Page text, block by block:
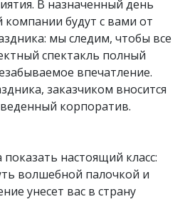
В назначенный день
будут с вами от
мы следим, чтобы все
спектакль полный
впечатление.
заказчиком вносится
корпоратив.
настоящий класс:
волшебной палочкой и
унесет вас в страну